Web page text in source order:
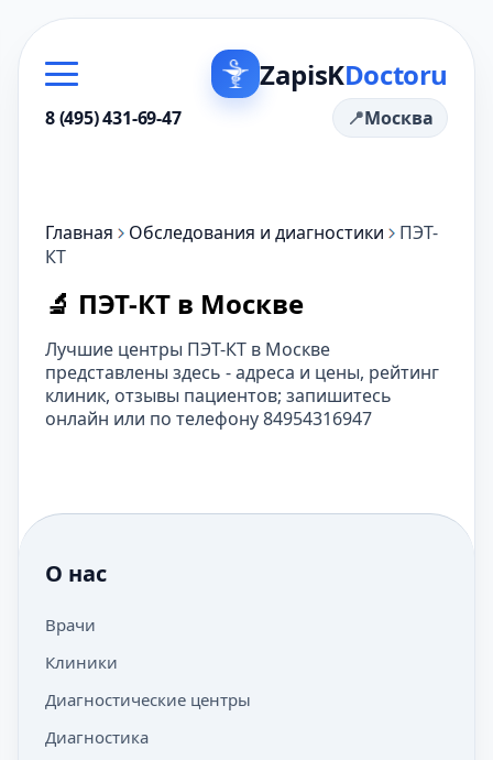
ZapisKDoctoru
8 (495) 431-69-47 Москва
Главная Обследования и диагностики
ПЭТ-
КТ
🔬 ПЭТ-КТ в Москве
Лучшие центры ПЭТ-КТ в Москве
представлены здесь - адреса и цены, рейтинг
клиник, отзывы пациентов; запишитесь
онлайн или по телефону 84954316947
О нас
Врачи
Клиники
Диагностические центры
Диагностика